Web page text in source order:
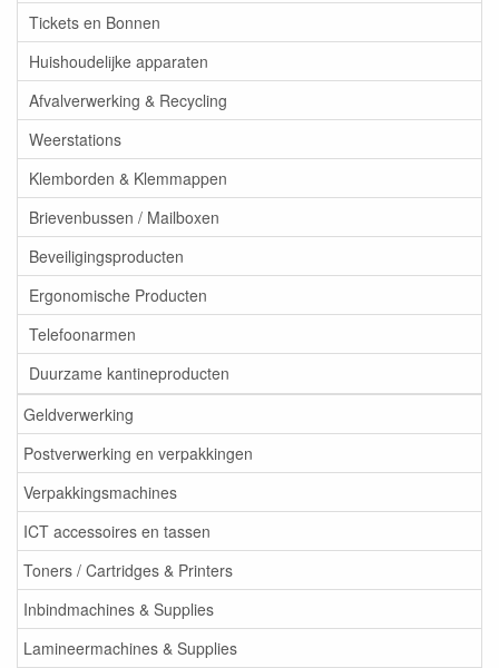
Tickets en Bonnen
Huishoudelijke apparaten
Afvalverwerking & Recycling
Weerstations
Klemborden & Klemmappen
Brievenbussen / Mailboxen
Beveiligingsproducten
Ergonomische Producten
Telefoonarmen
Duurzame kantineproducten
Geldverwerking
Postverwerking en verpakkingen
Verpakkingsmachines
ICT accessoires en tassen
Toners / Cartridges & Printers
Inbindmachines & Supplies
Lamineermachines & Supplies